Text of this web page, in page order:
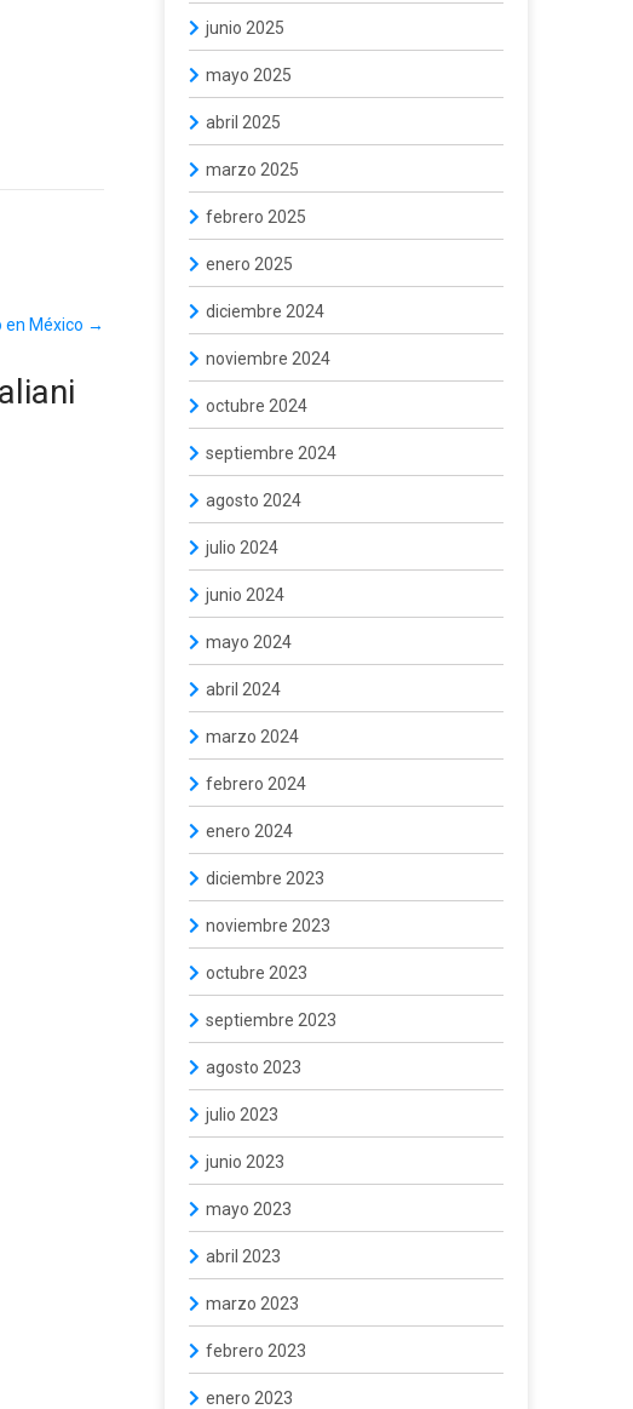
México →
junio 2025
mayo 2025
abril 2025
marzo 2025
febrero 2025
enero 2025
diciembre 2024
noviembre 2024
octubre 2024
septiembre 2024
agosto 2024
julio 2024
junio 2024
mayo 2024
abril 2024
marzo 2024
febrero 2024
enero 2024
diciembre 2023
noviembre 2023
octubre 2023
septiembre 2023
agosto 2023
julio 2023
junio 2023
mayo 2023
abril 2023
marzo 2023
febrero 2023
enero 2023